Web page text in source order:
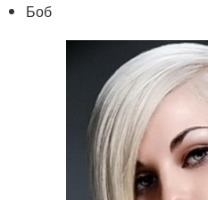
Боб